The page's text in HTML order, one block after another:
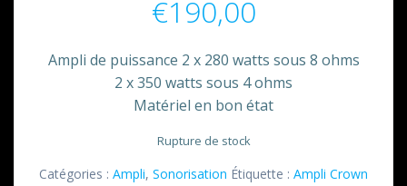
€190,00
Ampli de puissance 2 x 280 watts sous 8 ohms
2 x 350 watts sous 4 ohms
Matériel en bon état
Rupture de stock
Catégories : Ampli, Sonorisation Étiquette : Ampli Crown